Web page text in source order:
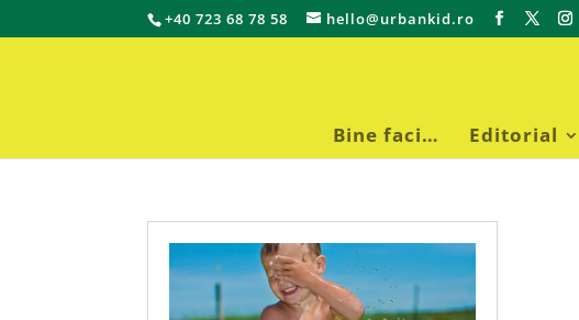
+40 723 68 78 58 hello@urbankid.ro
Bine faci… Editorial